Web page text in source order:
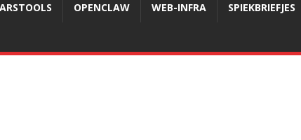
OPENCLAW WEB-INFRA SPIEKBRIEFJES